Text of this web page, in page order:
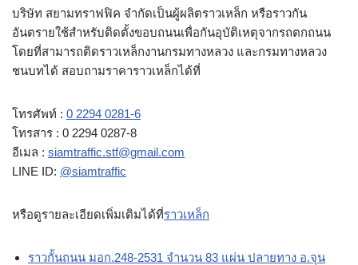
บริษัท สยามทราฟฟิค จำกัดเป็นผู้ผลิตราวเหล็ก หรือราวกัน
อันตรายใช้สำหรับติดตั้งขอบถนนเพื่อกันอุบัติเหตุจากรถตกถนน
โดยที่สามารถติดราวเหล็กงานกรมทางหลวง และกรมทางหลวง
ชนบทได้ สอบถามราคาราวเหล็กได้ที่
โทรศัพท์ : 0 2294 0281-6
โทรสาร : 0 2294 0287-8
อีเมล : siamtraffic.stf@gmail.com
LINE ID: @siamtraffic
หรือดูรายละเอียดเพิ่มเติมได้ที่ราวเหล็ก
ราวกั้นถนน มอก.248-2531 จำนวน 83 แผ่น ปลายทาง อ.จุน